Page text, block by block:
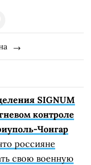
SIGNUM
контроле
Чонгар
россияне
свою военную